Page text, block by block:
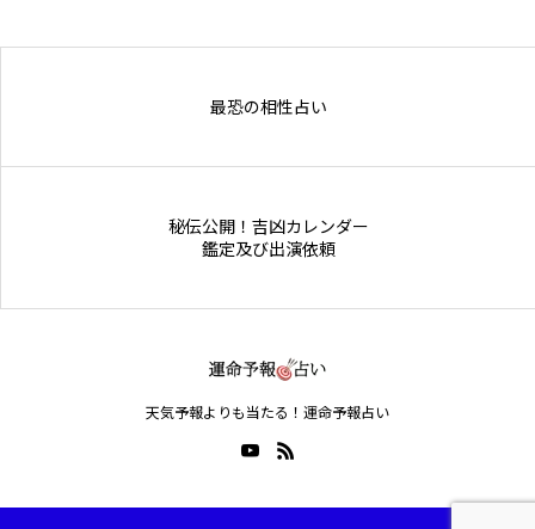
最恐の相性占い
秘伝公開！吉凶カレンダー
鑑定及び出演依頼
天気予報よりも当たる！運命予報占い